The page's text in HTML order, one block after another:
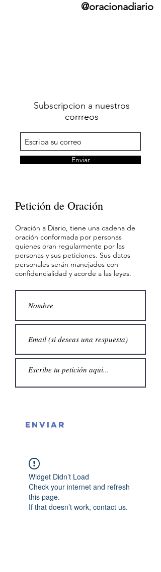
@oracionadiario
Subscripcion a nuestros
corrreos
Enviar
Petición de Oración
Oración a Diario, tiene una cadena de
oración conformada por personas
quienes oran regularmente por las
personas y sus peticiones. Sus datos
personales serán manejados con
confidencialidad y acorde a las leyes.
Enviar
Widget Didn’t Load
Check your internet and refresh
this page.
If that doesn’t work, contact us.